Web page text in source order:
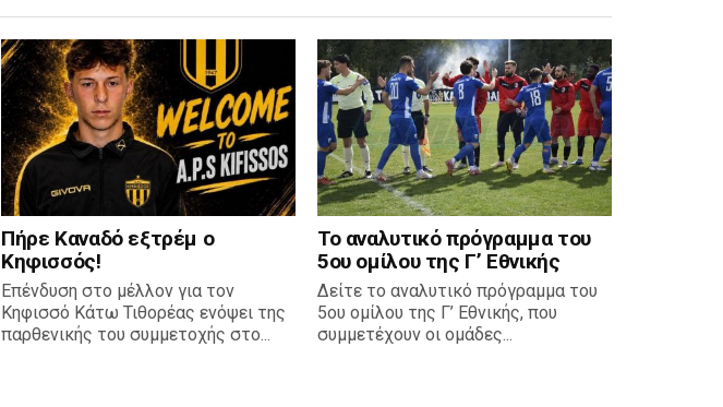
Πήρε Καναδό εξτρέμ ο
Κηφισσός!
Επένδυση στο μέλλον για τον
Κηφισσό Κάτω Τιθορέας ενόψει της
παρθενικής του συμμετοχής στο...
Το αναλυτικό πρόγραμμα του
5ου ομίλου της Γ’ Εθνικής
Δείτε το αναλυτικό πρόγραμμα του
5ου ομίλου της Γ’ Εθνικής, που
συμμετέχουν οι ομάδες...